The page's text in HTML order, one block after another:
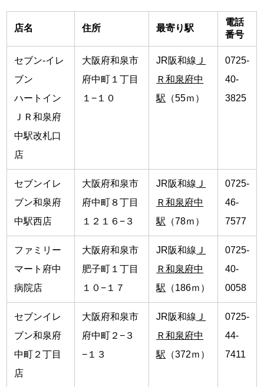
店名 住所 最寄り駅
電話
番号
セブン-イレ
ブン
ハートイン
ＪＲ和泉府
中駅改札口
店
大阪府和泉市
府中町１丁目
１−１０
JR阪和線 Ｊ
Ｒ和泉府中
駅 （55ｍ）
0725-
40-
3825
セブンイレ
ブン和泉府
中駅西店
大阪府和泉市
府中町８丁目
１２１６−３
JR阪和線 Ｊ
Ｒ和泉府中
駅 （78ｍ）
0725-
46-
7577
ファミリー
マート府中
病院店
大阪府和泉市
肥子町１丁目
１０−１７
JR阪和線 Ｊ
Ｒ和泉府中
駅 （186ｍ）
0725-
40-
0058
セブンイレ
ブン和泉府
中町２丁目
店
大阪府和泉市
府中町２−３
−１３
JR阪和線 Ｊ
Ｒ和泉府中
駅 （372ｍ）
0725-
44-
7411